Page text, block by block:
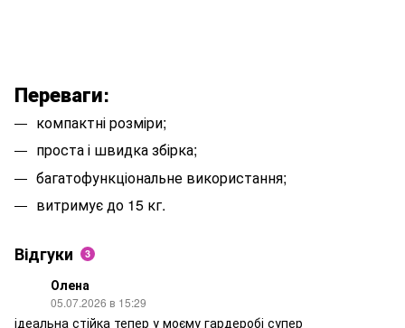
Переваги:
компактні розміри;
проста і швидка збірка;
багатофункціональне використання;
витримує до 15 кг.
Відгуки 3
Олена
05.07.2026 в 15:29
ідеальна стійка тепер у моєму гардеробі супер